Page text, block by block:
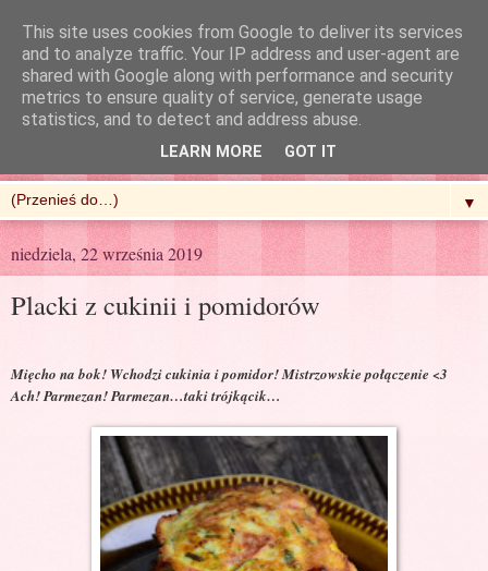
R'n'G Kitchen
▼
niedziela, 22 września 2019
Placki z cukinii i pomidorów
Mięcho na bok! Wchodzi cukinia i pomidor! Mistrzowskie połączenie <3
Ach! Parmezan! Parmezan…taki trójkącik…
This site uses cookies from Google to deliver its services
and to analyze traffic. Your IP address and user-agent are
shared with Google along with performance and security
metrics to ensure quality of service, generate usage
statistics, and to detect and address abuse.
LEARN MORE GOT IT